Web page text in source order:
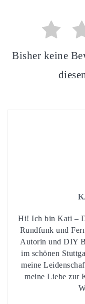
Bisher keine
Hi! Ich bin Kati –
Rundfunk und
Autorin und DIY
im schönen
meine
meine Liebe zur